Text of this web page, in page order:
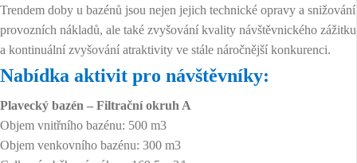
Trendem doby u bazénů jsou nejen jejich technické opravy a snižování
provozních nákladů, ale také zvyšování kvality návštěvnického zážitku
a kontinuální zvyšování atraktivity ve stále náročnější konkurenci.
Nabídka aktivit pro návštěvníky:
Plavecký bazén – Filtrační okruh A
Objem vnitřního bazénu: 500 m3
Objem venkovního bazénu: 300 m3